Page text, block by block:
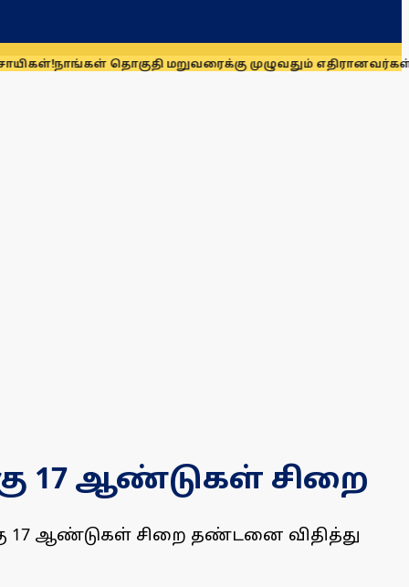
தொகுதி மறுவரைக்கு முழுவதும் எதிரானவர்கள் அல்லர்:
17 ஆண்டுகள் சிறை
17 ஆண்டுகள் சிறை தண்டனை விதித்து